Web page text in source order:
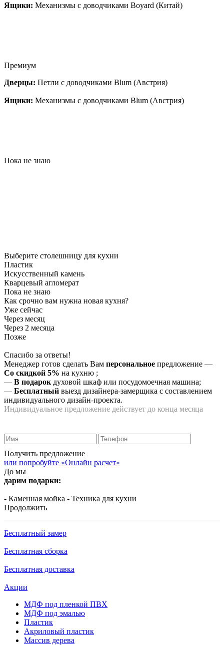
Ящики: Механизмы с доводчиками Boyard (Китай)
Премиум
Дверцы: Петли с доводчиками Blum (Австрия)
Ящики: Механизмы с доводчиками Blum (Австрия)
Пока не знаю
Выберите столешницу для кухни
Пластик
Искусственный камень
Кварцевый агломерат
Пока не знаю
Как срочно вам нужна новая кухня?
Уже сейчас
Через месяц
Через 2 месяца
Позже
Спасибо за ответы!
Менеджер готов сделать Вам персональное предложение —
Со скидкой 5% на кухню ;
— В подарок духовой шкаф или посудомоечная машина;
— Бесплатный выезд дизайнера-замерщика с составлением
индивидуального дизайн-проекта.
Индивидуальное предложение действует до конца месяца
Получить предложение
или попробуйте «Онлайн расчет»
До мы
дарим подарки:
- Каменная мойка - Техника для кухни
Продолжить
Бесплатный замер
Бесплатная сборка
Бесплатная доставка
Акции
МДФ под пленкой ПВХ
МДФ под эмалью
Пластик
Акриловый пластик
Массив дерева